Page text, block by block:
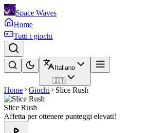
Space Waves
Home
Tutti i giochi
Italiano
🇮🇹
Home Giochi Slice Rush
Slice Rush
Affetta per ottenere punteggi elevati!